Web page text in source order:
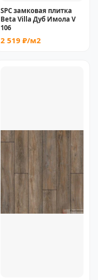
SPC замковая плитка
Beta Villa Дуб Имола V
106
2 519 ₽/м2